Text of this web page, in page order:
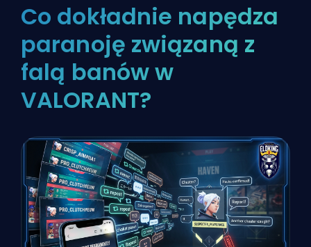
Co dokładnie napędza
paranoję związaną z
falą banów w
VALORANT?